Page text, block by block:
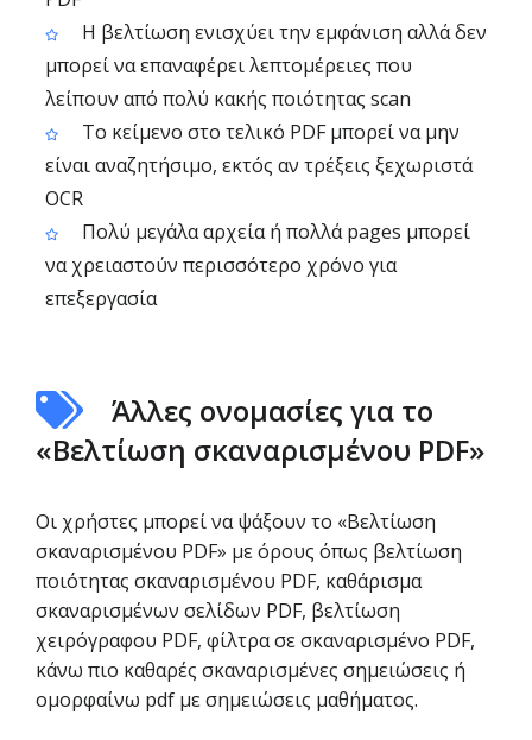
Η βελτίωση ενισχύει την εμφάνιση αλλά δεν
μπορεί να επαναφέρει λεπτομέρειες που
λείπουν από πολύ κακής ποιότητας scan
Το κείμενο στο τελικό PDF μπορεί να μην
είναι αναζητήσιμο, εκτός αν τρέξεις ξεχωριστά
OCR
Πολύ μεγάλα αρχεία ή πολλά pages μπορεί
να χρειαστούν περισσότερο χρόνο για
επεξεργασία
Άλλες ονομασίες για το
«Βελτίωση σκαναρισμένου PDF»
Οι χρήστες μπορεί να ψάξουν το «Βελτίωση
σκαναρισμένου PDF» με όρους όπως βελτίωση
ποιότητας σκαναρισμένου PDF, καθάρισμα
σκαναρισμένων σελίδων PDF, βελτίωση
χειρόγραφου PDF, φίλτρα σε σκαναρισμένο PDF,
κάνω πιο καθαρές σκαναρισμένες σημειώσεις ή
ομορφαίνω pdf με σημειώσεις μαθήματος.